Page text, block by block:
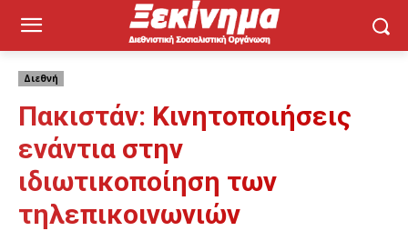
Διεθνή
Πακιστάν: Κινητοποιήσεις
ενάντια στην
ιδιωτικοποίηση των
τηλεπικοινωνιών